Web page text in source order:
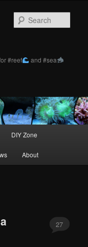
#reef
and #sea
DIY Zone
About
27